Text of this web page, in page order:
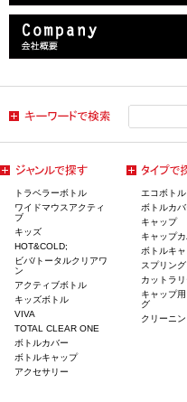
トラベラーボトル
ワイドマウスアクティ
ブ
キッズ
HOT&COLD;
ビバ/トータルクリアワ
ン
アクティブボトル
キッズボトル
VIVA
TOTAL CLEAR ONE
ボトルカバー
ボトルキャップ
アクセサリー
エコボトル
ボトルカバ
キャップ
キャップ
ボトルキャ
スプリン
カットラリ
キャップ
グ
クリーニ